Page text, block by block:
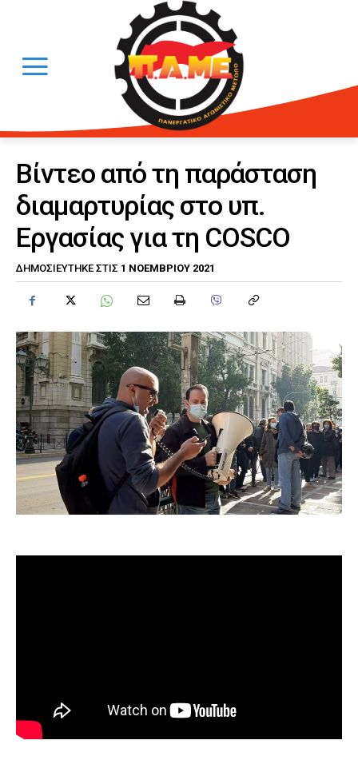
Βίντεο από τη παράσταση
διαμαρτυρίας στο υπ.
Εργασίας για τη COSCO
ΔΗΜΟΣΙΕΎΤΗΚΕ ΣΤΙΣ 1 ΝΟΕΜΒΡΊΟΥ 2021